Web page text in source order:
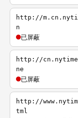
http://
n
已屏蔽
http://
ne
已屏蔽
http://
tml